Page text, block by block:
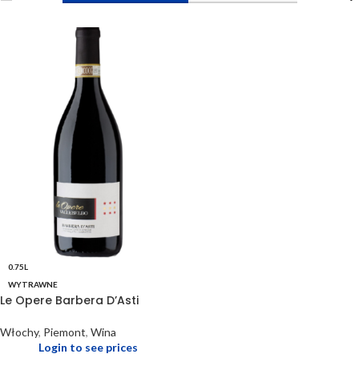
0.75L
WYTRAWNE
Le Opere Barbera D’Asti
Włochy, Piemont, Wina
Login to see prices